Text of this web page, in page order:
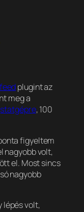
plugint az
meg a
statgépre, 100
figyeltem
nagyobb volt,
el. Most sincs
nagyobb
lépés volt,